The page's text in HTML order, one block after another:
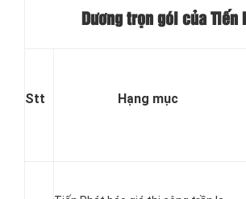
Dương trọn gói của Tiến
Stt Hạng mục